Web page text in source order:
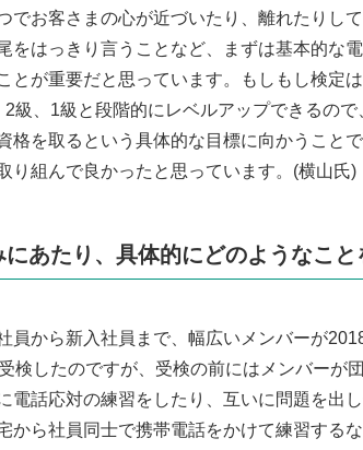
でお客さまの心が近づいたり、離れたりし
をはっきり言うことなど、まずは基本的な
とが重要だと思っています。もしもし検定
級、1級と段階的にレベルアップできるの
格を取るという具体的な目標に向かうこと
り組んで良かったと思っています。(横山氏)
あたり、具体的にどのようなこと
員から新入社員まで、幅広いメンバーが
検したのですが、受検の前にはメンバーが
電話応対の練習をしたり、互いに問題を出
から社員同士で携帯電話をかけて練習する